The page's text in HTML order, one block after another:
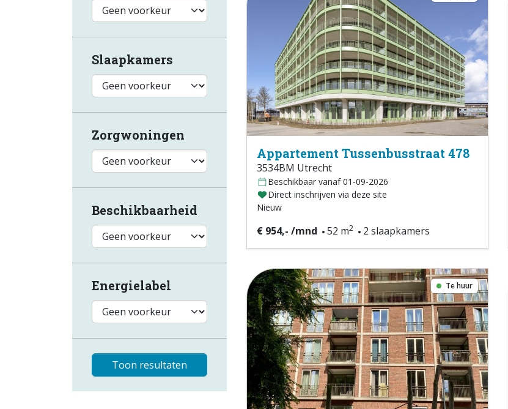
Slaapkamers
Zorgwoningen
Beschikbaarheid
Energielabel
Toon resultaten
Appartement Tussenbusstraat 478
3534BM Utrecht
Beschikbaar vanaf 01-09-2026
Direct inschrijven via deze site
Nieuw
€ 954,- /mnd 52 m2 2 slaapkamers
Te huur